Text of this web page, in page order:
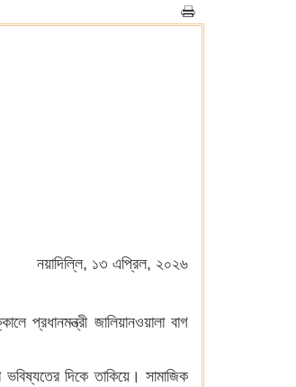
নয়াদিল্লি, ১৩ এপ্রিল, ২০২৬
প্রধানমন্ত্রী জালিয়ানওয়ালা বাগ
দিকে তাকিয়ে। সামাজিক